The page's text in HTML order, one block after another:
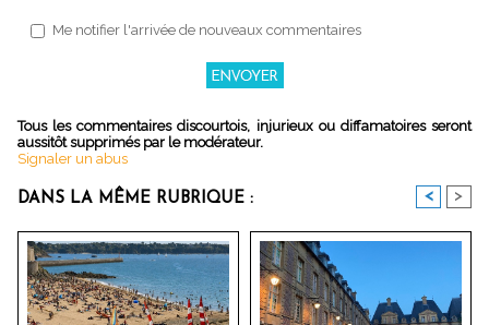
Me notifier l'arrivée de nouveaux commentaires
Tous les commentaires discourtois, injurieux ou diffamatoires seront
aussitôt supprimés par le modérateur.
Signaler un abus
DANS LA MÊME RUBRIQUE : < >